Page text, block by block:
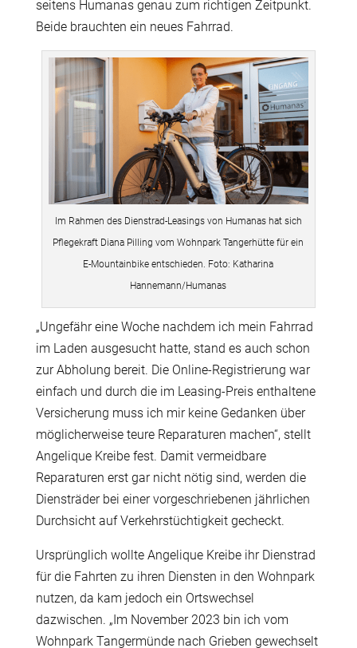
seitens Humanas genau zum richtigen Zeitpunkt.
Beide brauchten ein neues Fahrrad.
Im Rahmen des Dienstrad-Leasings von Humanas hat sich
Pflegekraft Diana Pilling vom Wohnpark Tangerhütte für ein
E-Mountainbike entschieden. Foto: Katharina
Hannemann/Humanas
„Ungefähr eine Woche nachdem ich mein Fahrrad
im Laden ausgesucht hatte, stand es auch schon
zur Abholung bereit. Die Online-Registrierung war
einfach und durch die im Leasing-Preis enthaltene
Versicherung muss ich mir keine Gedanken über
möglicherweise teure Reparaturen machen“, stellt
Angelique Kreibe fest. Damit vermeidbare
Reparaturen erst gar nicht nötig sind, werden die
Diensträder bei einer vorgeschriebenen jährlichen
Durchsicht auf Verkehrstüchtigkeit gecheckt.
Ursprünglich wollte Angelique Kreibe ihr Dienstrad
für die Fahrten zu ihren Diensten in den Wohnpark
nutzen, da kam jedoch ein Ortswechsel
dazwischen. „Im November 2023 bin ich vom
Wohnpark Tangermünde nach Grieben gewechselt